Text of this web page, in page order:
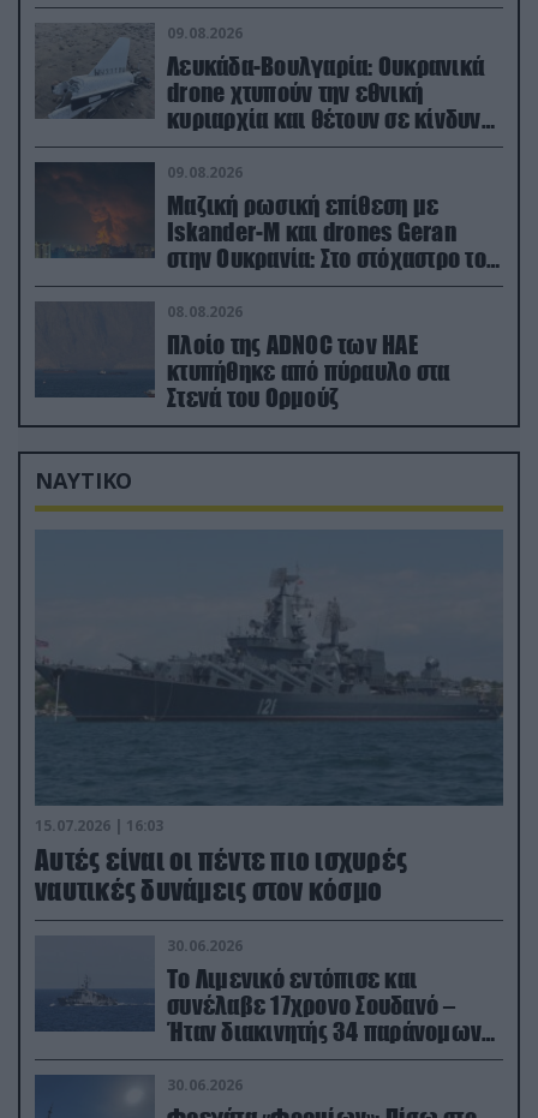
09.08.2026
Λευκάδα-Βουλγαρία: Ουκρανικά
drone χτυπούν την εθνική
κυριαρχία και θέτουν σε κίνδυνο
οικονομίες χωρών του ΝΑΤΟ
09.08.2026
Μαζική ρωσική επίθεση με
Iskander-M και drones Geran
στην Ουκρανία: Στο στόχαστρο το
εργοστάσιο των Flamingo
08.08.2026
Πλοίο της ADNOC των ΗΑΕ
κτυπήθηκε από πύραυλο στα
Στενά του Ορμούζ
ΝΑΥΤΙΚΟ
15.07.2026 | 16:03
Aυτές είναι οι πέντε πιο ισχυρές
ναυτικές δυνάμεις στον κόσμο
30.06.2026
Το Λιμενικό εντόπισε και
συνέλαβε 17χρονο Σουδανό –
Ήταν διακινητής 34 παράνομων
μεταναστών
30.06.2026